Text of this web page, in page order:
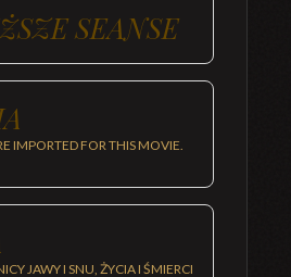
SEANSE
IMPORTED FOR THIS MOVIE.
JAWY I SNU, ŻYCIA I ŚMIERCI